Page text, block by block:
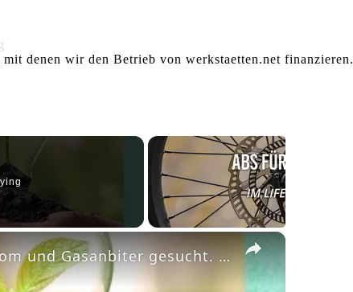
denen wir den Betrieb von werkstaetten.net finanzieren.
×
#Vlog! Ich hab nach einem neuen Strom und Gasanbiter gesucht. Die Preise sind so extrem hoch.